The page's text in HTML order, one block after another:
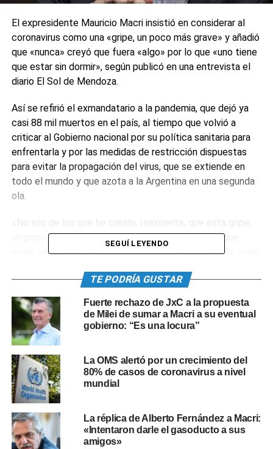
El expresidente Mauricio Macri insistió en considerar al
coronavirus como una «gripe, un poco más grave» y añadió
que «nunca» creyó que fuera «algo» por lo que «uno tiene
que estar sin dormir», según publicó en una entrevista el
diario El Sol de Mendoza.
Así se refirió el exmandatario a la pandemia, que dejó ya
casi 88 mil muertos en el país, al tiempo que volvió a
criticar al Gobierno nacional por su política sanitaria para
enfrentarla y por las medidas de restricción dispuestas
para evitar la propagación del virus, que se extiende en
todo el mundo y que azota a la Argentina en una segunda
ola.
un poco más grave, es algo (por lo) que uno tiene que
estar sin dormir por esta situación, pero dije, en este caso,
entrevista, en la que le consultaron por una afirmación que
había realizado en febrero pasado respecto a que no se
vacunaría contra el Covid hasta que el último argentino lo
hiciera, para luego vacunarse en Miami.
Vacunarse en Miami
«Esa vacunación (la inmunización de Macri en EEUU) fue lo
que nos dio para insistir en la pregunta», contó el
periodista mendocino que lo entrevistó, Marcelo Torres,
en declaraciones a la FM Radio Con Vos.
SEGUÍ LEYENDO
TE PODRÍA GUSTAR
Fuerte rechazo de JxC a la propuesta
de Milei de sumar a Macri a su eventual
gobierno: “Es una locura”
La OMS alertó por un crecimiento del
80% de casos de coronavirus a nivel
mundial
La réplica de Alberto Fernández a Macri:
«Intentaron darle el gasoducto a sus
amigos»